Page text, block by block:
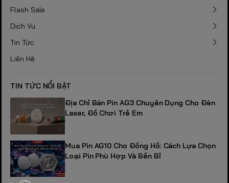
Flash Sale
Dịch Vụ
Tin Tức
Liên Hệ
TIN TỨC NỔI BẬT
Địa Chỉ Bán Pin AG3 Chuyên Dụng Cho Đèn
Laser, Đồ Chơi Trẻ Em
Mua Pin AG10 Cho Đồng Hồ: Cách Lựa Chọn
Loại Pin Phù Hợp Và Bền Bỉ